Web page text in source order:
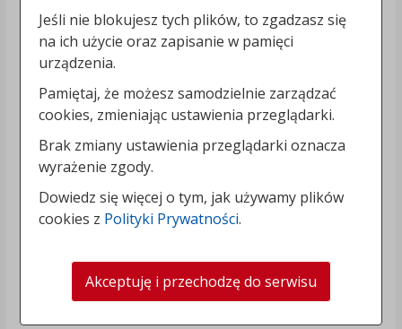
Jeśli nie blokujesz tych plików, to zgadzasz się
na ich użycie oraz zapisanie w pamięci
urządzenia.
Pamiętaj, że możesz samodzielnie zarządzać
cookies, zmieniając ustawienia przeglądarki.
Brak zmiany ustawienia przeglądarki oznacza
wyrażenie zgody.
Dowiedz się więcej o tym, jak używamy plików
cookies z Polityki Prywatności.
Akceptuję i przechodzę do serwisu